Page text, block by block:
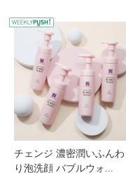
チェンジ 濃密潤いふんわ
り泡洗顔 バブルウォ...